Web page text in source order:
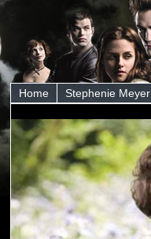
Home Stephenie Meyer